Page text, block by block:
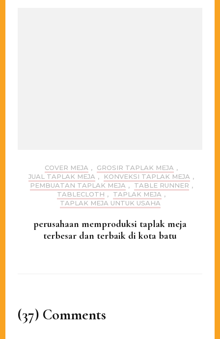
COVER MEJA , GROSIR TAPLAK MEJA ,
JUAL TAPLAK MEJA , KONVEKSI TAPLAK MEJA ,
PEMBUATAN TAPLAK MEJA , TABLE RUNNER ,
TABLECLOTH , TAPLAK MEJA ,
TAPLAK MEJA UNTUK USAHA
perusahaan memproduksi taplak meja
terbesar dan terbaik di kota batu
(37) Comments